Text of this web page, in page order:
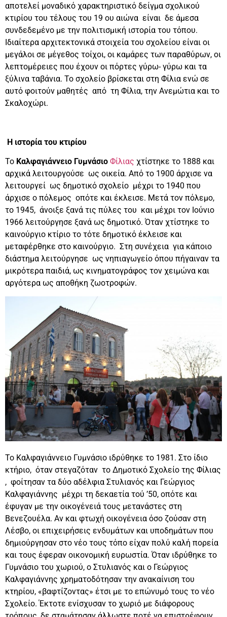
αποτελεί μοναδικό χαρακτηριστικό δείγμα σχολικού
κτιρίου του τέλους του 19 ου αιώνα είναι δε άμεσα
συνδεδεμένο με την πολιτισμική ιστορία του τόπου.
Ιδιαίτερα αρχιτεκτονικά στοιχεία του σχολείου είναι οι
μεγάλοι σε μέγεθος τοίχοι, οι καμάρες των παραθύρων, οι
λεπτομέρειες που έχουν οι πόρτες γύρω- γύρω και τα
ξύλινα ταβάνια. Το σχολείο βρίσκεται στη Φίλια ενώ σε
αυτό φοιτούν μαθητές από τη Φίλια, την Ανεμώτια και το
Σκαλοχώρι.
Η ιστορία του κτιρίου
Το Καλφαγιάννειο Γυμνάσιο Φίλιας χτίστηκε το 1888 και
αρχικά λειτουργούσε ως οικεία. Από το 1900 άρχισε να
λειτουργεί ως δημοτικό σχολείο μέχρι το 1940 που
άρχισε ο πόλεμος οπότε και έκλεισε. Μετά τον πόλεμο,
το 1945, άνοιξε ξανά τις πύλες του και μέχρι τον Ιούνιο
1966 λειτούργησε ξανά ως δημοτικό. Όταν χτίστηκε το
καινούργιο κτίριο το τότε δημοτικό έκλεισε και
μεταφέρθηκε στο καινούργιο. Στη συνέχεια για κάποιο
διάστημα λειτούργησε ως νηπιαγωγείο όπου πήγαιναν τα
μικρότερα παιδιά, ως κινηματογράφος τον χειμώνα και
αργότερα ως αποθήκη ζωοτροφών.
Το Καλφαγιάννειο Γυμνάσιο ιδρύθηκε το 1981. Στο ίδιο
κτήριο, όταν στεγαζόταν το Δημοτικό Σχολείο της Φίλιας
, φοίτησαν τα δύο αδέλφια Στυλιανός και Γεώργιος
Καλφαγιάννης μέχρι τη δεκαετία τού ’50, οπότε και
έφυγαν με την οικογένειά τους μετανάστες στη
Βενεζουέλα. Αν και φτωχή οικογένεια όσο ζούσαν στη
Λέσβο, οι επιχειρήσεις ενδυμάτων και υποδημάτων που
δημιούργησαν στο νέο τους τόπο είχαν πολύ καλή πορεία
και τους έφεραν οικονομική ευρωστία. Όταν ιδρύθηκε το
Γυμνάσιο του χωριού, ο Στυλιανός και ο Γεώργιος
Καλφαγιάννης χρηματοδότησαν την ανακαίνιση του
κτηρίου, «βαφτίζοντας» έτσι με το επώνυμό τους το νέο
Σχολείο. Έκτοτε ενίσχυσαν το χωριό με διάφορους